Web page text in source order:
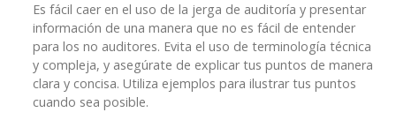
Es fácil caer en el uso de la jerga de auditoría y presentar
información de una manera que no es fácil de entender
para los no auditores. Evita el uso de terminología técnica
y compleja, y asegúrate de explicar tus puntos de manera
clara y concisa. Utiliza ejemplos para ilustrar tus puntos
cuando sea posible.